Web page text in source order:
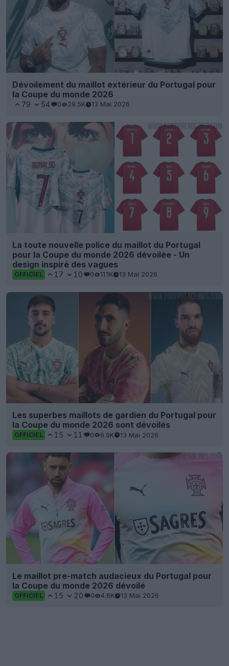
Dévoilement du maillot extérieur du Portugal pour
la Coupe du monde 2026
79 54 0 29.5K 13 Mai 2026
La toute nouvelle police du maillot du Portugal
pour la Coupe du monde 2026 dévoilée - Un
design inspiré des vagues
OFFICIEL 17 10 0 11.1K 13 Mai 2026
Les superbes maillots de gardien du Portugal pour
la Coupe du monde 2026 sont dévoilés
OFFICIEL 15 11 0 6.9K 13 Mai 2026
Le maillot pre-match audacieux du Portugal pour
la Coupe du monde 2026 dévoilé
OFFICIEL 15 20 0 4.6K 13 Mai 2026